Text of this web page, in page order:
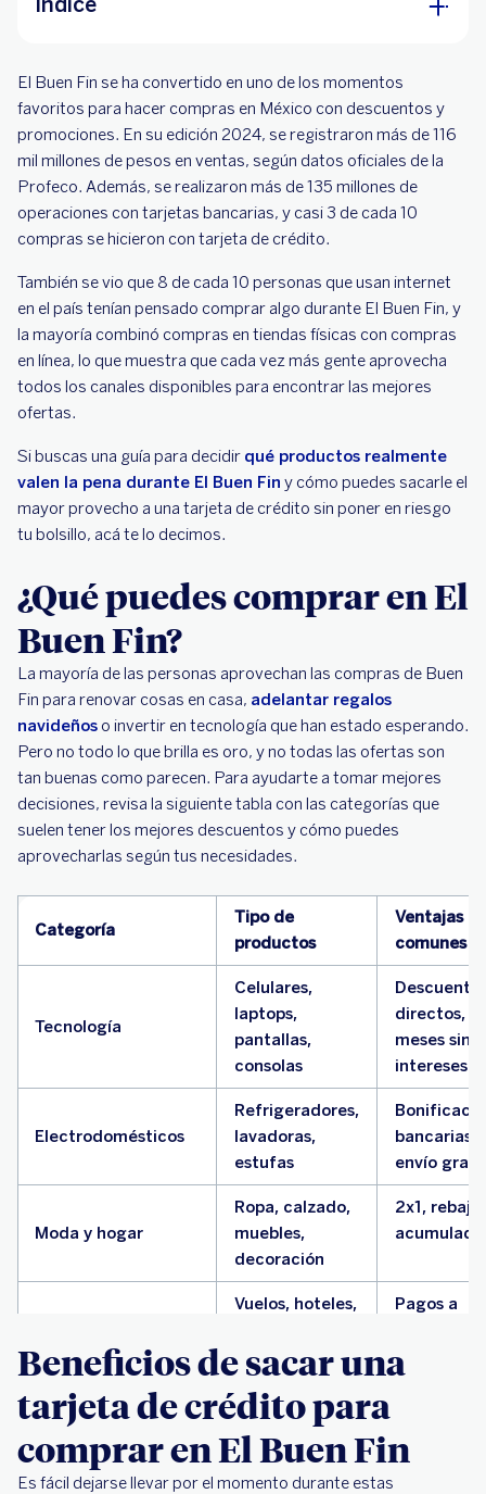
Beneficios de sacar una tarjeta de crédito para
comprar en El Buen Fin
Meses sin intereses
Versión digital de tus tarjetas con CVV
dinámico
Evita el sobreendeudamiento
Consejos prácticos para compras de Buen Fin
El Buen Fin se ha convertido en uno de los momentos
favoritos para hacer compras en México con descuentos y
promociones. En su edición 2024, se registraron más de 116
mil millones de pesos en ventas, según datos oficiales de la
Profeco. Además, se realizaron más de 135 millones de
operaciones con tarjetas bancarias, y casi 3 de cada 10
compras se hicieron con tarjeta de crédito.
También se vio que 8 de cada 10 personas que usan internet
en el país tenían pensado comprar algo durante El Buen Fin, y
la mayoría combinó compras en tiendas físicas con compras
en línea, lo que muestra que cada vez más gente aprovecha
todos los canales disponibles para encontrar las mejores
ofertas.
Si buscas una guía para decidir qué productos realmente
valen la pena durante El Buen Fin y cómo puedes sacarle el
mayor provecho a una tarjeta de crédito sin poner en riesgo
tu bolsillo, acá te lo decimos.
¿Qué puedes comprar en El
Buen Fin?
La mayoría de las personas aprovechan las compras de Buen
Fin para renovar cosas en casa, adelantar regalos
navideños o invertir en tecnología que han estado esperando.
Pero no todo lo que brilla es oro, y no todas las ofertas son
tan buenas como parecen. Para ayudarte a tomar mejores
decisiones, revisa la siguiente tabla con las categorías que
suelen tener los mejores descuentos y cómo puedes
aprovecharlas según tus necesidades.
Categoría
Tipo de
productos
Ventajas
comunes
Tecnología
Celulares,
laptops,
pantallas,
consolas
directos,
meses sin
intereses
Electrodomésticos
Refrigeradores,
lavadoras,
estufas
bancarias,
envío
Moda y hogar
Ropa, calzado,
muebles,
decoración
2x1,
Vuelos, hoteles,
turísticos
Pagos a
descuentos
exclusivos
Servicios digitales
Cursos online,
suscripciones,
software
gratuitas,
Beneficios de sacar una
tarjeta de crédito para
comprar en El Buen Fin
Es fácil dejarse llevar por el momento durante estas